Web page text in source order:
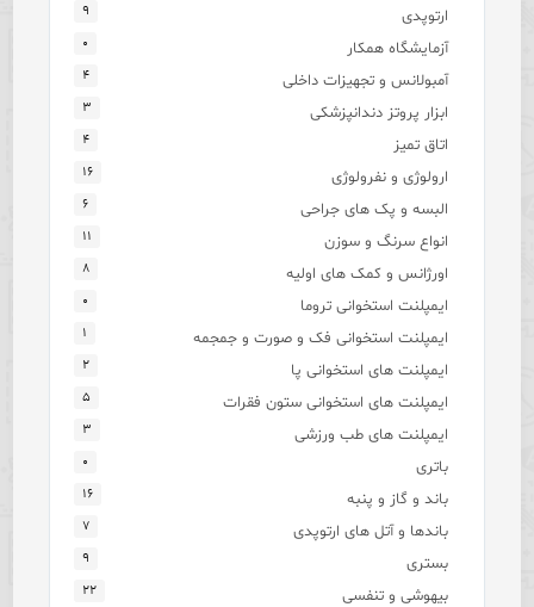
ارتوپدی ۹
آزمایشگاه همکار ۰
آمبولانس و تجهیزات داخلی ۴
ابزار پروتز دندانپزشکی ۳
اتاق تمیز ۴
ارولوژی و نفرولوژی ۱۶
البسه و پک های جراحی ۶
انواع سرنگ و سوزن ۱۱
اورژانس و کمک های اولیه ۸
ایمپلنت استخوانی تروما ۰
ایمپلنت استخوانی فک و صورت و جمجمه ۱
ایمپلنت های استخوانی پا ۲
ایمپلنت های استخوانی ستون فقرات ۵
ایمپلنت های طب ورزشی ۳
باتری ۰
باند و گاز و پنبه ۱۶
باندها و آتل های ارتوپدی ۷
بستری ۹
بیهوشی و تنفسی ۲۲